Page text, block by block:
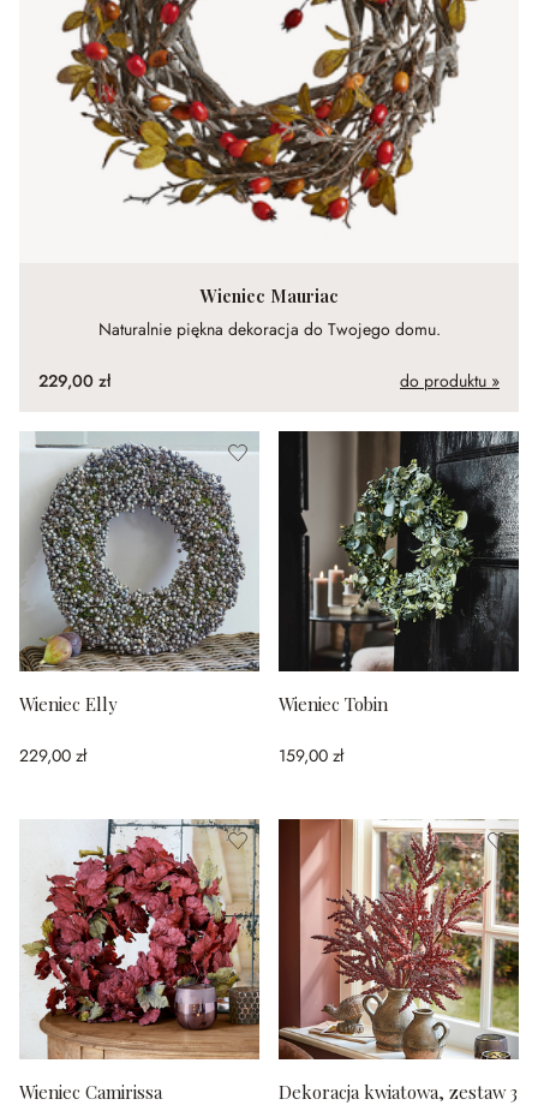
Wieniec Mauriac
Naturalnie piękna dekoracja do Twojego domu.
229,00 zł do produktu »
Wieniec Elly
229,00 zł
Wieniec Tobin
159,00 zł
Wieniec Camirissa
Dekoracja kwiatowa, zestaw 3